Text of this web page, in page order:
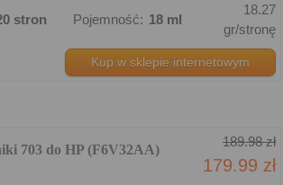
stron Pojemność: 18 ml
18.27
gr/stronę
Kup w sklepie internetowym
703 do HP (F6V32AA)
189.98 zł
179.99 zł